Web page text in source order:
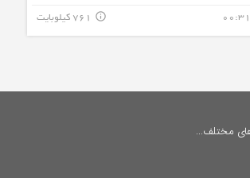
00:31 761 کیلوبایت info_outline
مختلف...